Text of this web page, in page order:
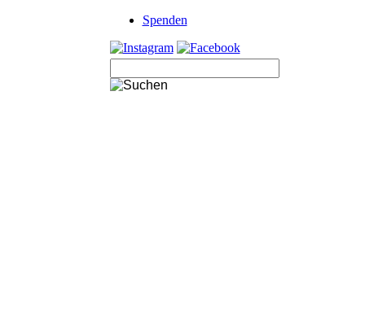
überspringen
Spenden